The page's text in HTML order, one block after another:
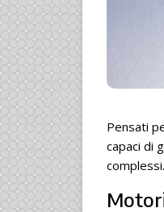
Pensati
capaci di
complessi.